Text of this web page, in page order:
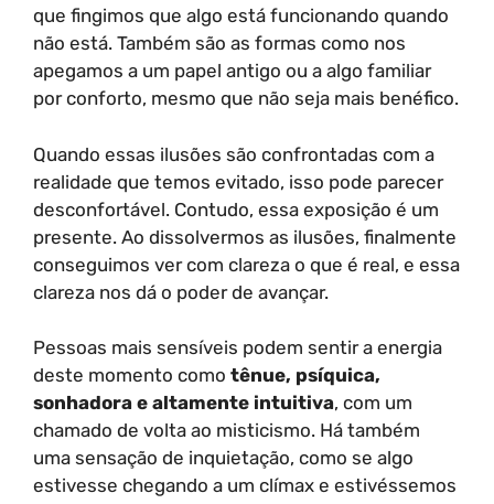
que fingimos que algo está funcionando quando
não está. Também são as formas como nos
apegamos a um papel antigo ou a algo familiar
por conforto, mesmo que não seja mais benéfico.
Quando essas ilusões são confrontadas com a
realidade que temos evitado, isso pode parecer
desconfortável. Contudo, essa exposição é um
presente. Ao dissolvermos as ilusões, finalmente
conseguimos ver com clareza o que é real, e essa
clareza nos dá o poder de avançar.
Pessoas mais sensíveis podem sentir a energia
deste momento como tênue, psíquica,
sonhadora e altamente intuitiva, com um
chamado de volta ao misticismo. Há também
uma sensação de inquietação, como se algo
estivesse chegando a um clímax e estivéssemos